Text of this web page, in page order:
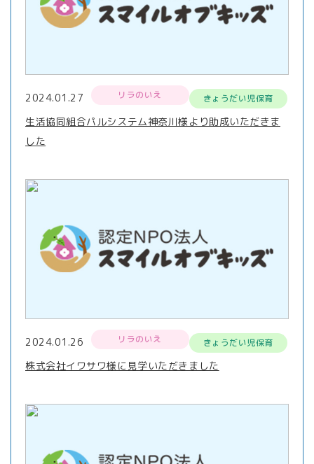
2024.01.27 リラのいえ きょうだい児保育
生活協同組合パルシステム神奈川様より助成いただきま
した
2024.01.26 リラのいえ きょうだい児保育
株式会社イワサワ様に見学いただきました